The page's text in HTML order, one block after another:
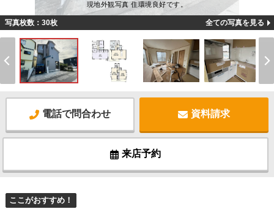
現地外観写真 住環境良好です。
写真枚数：30枚 全ての写真を見る
電話で問合わせ 資料請求
来店予約
ここがおすすめ！